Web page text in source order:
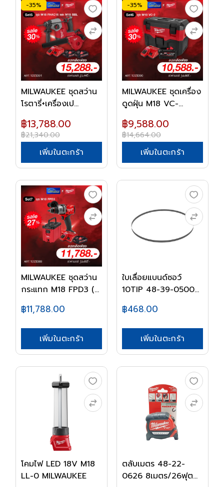
-35%
MILWAUKEE ชุดสว่าน
โรตารี่+เครื่องเป...
฿13,788.00
฿21,340.00
เพิ่มในตะกร้า
-35%
MILWAUKEE ชุดเครื่อง
ดูดฝุ่น M18 VC-...
฿9,588.00
฿14,664.00
เพิ่มในตะกร้า
MILWAUKEE ชุดสว่าน
กระแทก M18 FPD3 (...
฿11,788.00
เพิ่มในตะกร้า
ใบเลื่อยแบนด์ซอว์
10TIP 48-39-0500...
฿468.00
เพิ่มในตะกร้า
โคมไฟ LED 18V M18
LL-0 MILWAUKEE
ตลับเมตร 48-22-
0626 8เมตร/26ฟุต